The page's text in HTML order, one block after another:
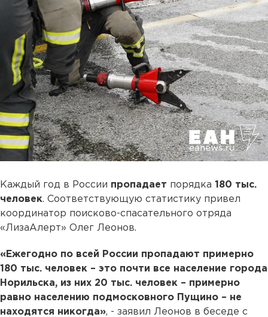
Каждый год в России пропадает порядка 180 тыс.
человек. Соответствующую статистику привел
координатор поисково-спасательного отряда
«ЛизаАлерт» Олег Леонов.
«Ежегодно по всей России пропадают примерно
180 тыс. человек – это почти все население города
Норильска, из них 20 тыс. человек – примерно
равно населению подмосковного Пущино – не
находятся никогда», - заявил Леонов в беседе с